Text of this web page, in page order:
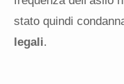
stato quindi
legali.